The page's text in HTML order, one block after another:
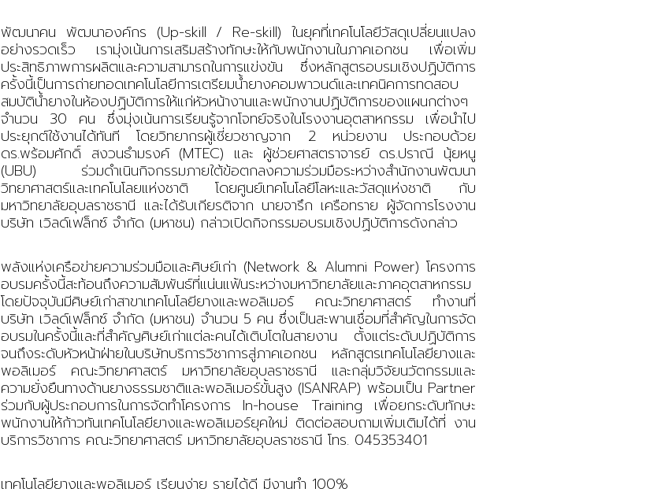
พัฒนาคน พัฒนาองค์กร (Up-skill / Re-skill) ในยุคที่เทคโนโลยีวัสดุเปลี่ยนแปลง
อย่างรวดเร็ว เรามุ่งเน้นการเสริมสร้างทักษะให้กับพนักงานในภาคเอกชน เพื่อเพิ่ม
ประสิทธิภาพการผลิตและความสามารถในการแข่งขัน ซึ่งหลักสูตรอบรมเชิงปฏิบัติการ
ครั้งนี้เป็นการถ่ายทอดเทคโนโลยีการเตรียมน้ำยางคอมพาวนด์และเทคนิคการทดสอบ
สมบัติน้ำยางในห้องปฏิบัติการให้แก่หัวหน้างานและพนักงานปฏิบัติการของแผนกต่างๆ
จำนวน 30 คน ซึ่งมุ่งเน้นการเรียนรู้จากโจทย์จริงในโรงงานอุตสาหกรรม เพื่อนำไป
ประยุกต์ใช้งานได้ทันที โดยวิทยากรผู้เชี่ยวชาญจาก 2 หน่วยงาน ประกอบด้วย
ดร.พร้อมศักดิ์ สงวนธำมรงค์ (MTEC) และ ผู้ช่วยศาสตราจารย์ ดร.ปราณี นุ้ยหนู
(UBU) ร่วมดำเนินกิจกรรมภายใต้ข้อตกลงความร่วมมือระหว่างสำนักงานพัฒนา
วิทยาศาสตร์และเทคโนโลยแห่งชาติ โดยศูนย์เทคโนโลยีโลหะและวัสดุแห่งชาติ กับ
มหาวิทยาลัยอุบลราชธานี และได้รับเกียรติจาก นายจารึก เครือทราย ผู้จัดการโรงงาน
บริษัท เวิลด์เฟล็กซ์ จำกัด (มหาชน) กล่าวเปิดกิจกรรมอบรมเชิงปฏิบัติการดังกล่าว
พลังแห่งเครือข่ายความร่วมมือและศิษย์เก่า (Network & Alumni Power) โครงการ
อบรมครั้งนี้สะท้อนถึงความสัมพันธ์ที่แน่นแฟ้นระหว่างมหาวิทยาลัยและภาคอุตสาหกรรม
โดยปัจจุบันมีศิษย์เก่าสาขาเทคโนโลยียางและพอลิเมอร์ คณะวิทยาศาสตร์ ทำงานที่
บริษัท เวิลด์เฟล็กซ์ จำกัด (มหาชน) จำนวน 5 คน ซึ่งเป็นสะพานเชื่อมที่สำคัญในการจัด
อบรมในครั้งนี้และที่สำคัญศิษย์เก่าแต่ละคนได้เติบโตในสายงาน ตั้งแต่ระดับปฏิบัติการ
จนถึงระดับหัวหน้าฝ่ายในบริษัทบริการวิชาการสู่ภาคเอกชน หลักสูตรเทคโนโลยียางและ
พอลิเมอร์ คณะวิทยาศาสตร์ มหาวิทยาลัยอุบลราชธานี และกลุ่มวิจัยนวัตกรรมและ
ความยั่งยืนทางด้านยางธรรมชาติและพอลิเมอร์ขั้นสูง (ISANRAP) พร้อมเป็น Partner
ร่วมกับผู้ประกอบการในการจัดทำโครงการ In-house Training เพื่อยกระดับทักษะ
พนักงานให้ก้าวทันเทคโนโลยียางและพอลิเมอร์ยุคใหม่ ติดต่อสอบถามเพิ่มเติมได้ที่ งาน
บริการวิชาการ คณะวิทยาศาสตร์ มหาวิทยาลัยอุบลราชธานี โทร. 045353401
เทคโนโลยียางและพอลิเมอร์ เรียนง่าย รายได้ดี มีงานทำ 100%